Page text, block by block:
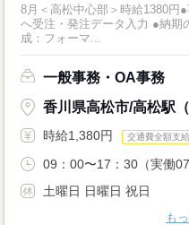
8月＜高松中心部＞時給1380円
へ受注・発注データ入力 ●納期
成：フォーマ...
一般事務・OA事務
香川県高松市/高松駅（
時給1,380円 交通費全額支給
09：00〜17：30（実働
土曜日 日曜日 祝日
も